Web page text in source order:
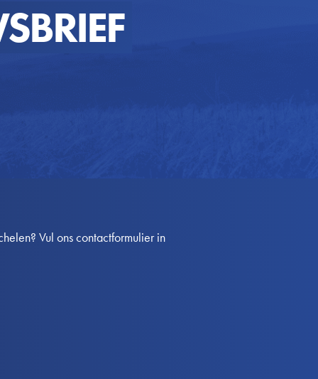
Vul ons contactformulier in